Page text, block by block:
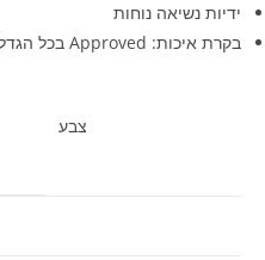
ידיות נשיאה נוחות
בקרת איכות: Approved בכל הגדלים
צבע